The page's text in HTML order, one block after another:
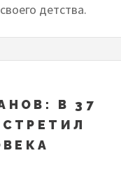
детства.
В 37